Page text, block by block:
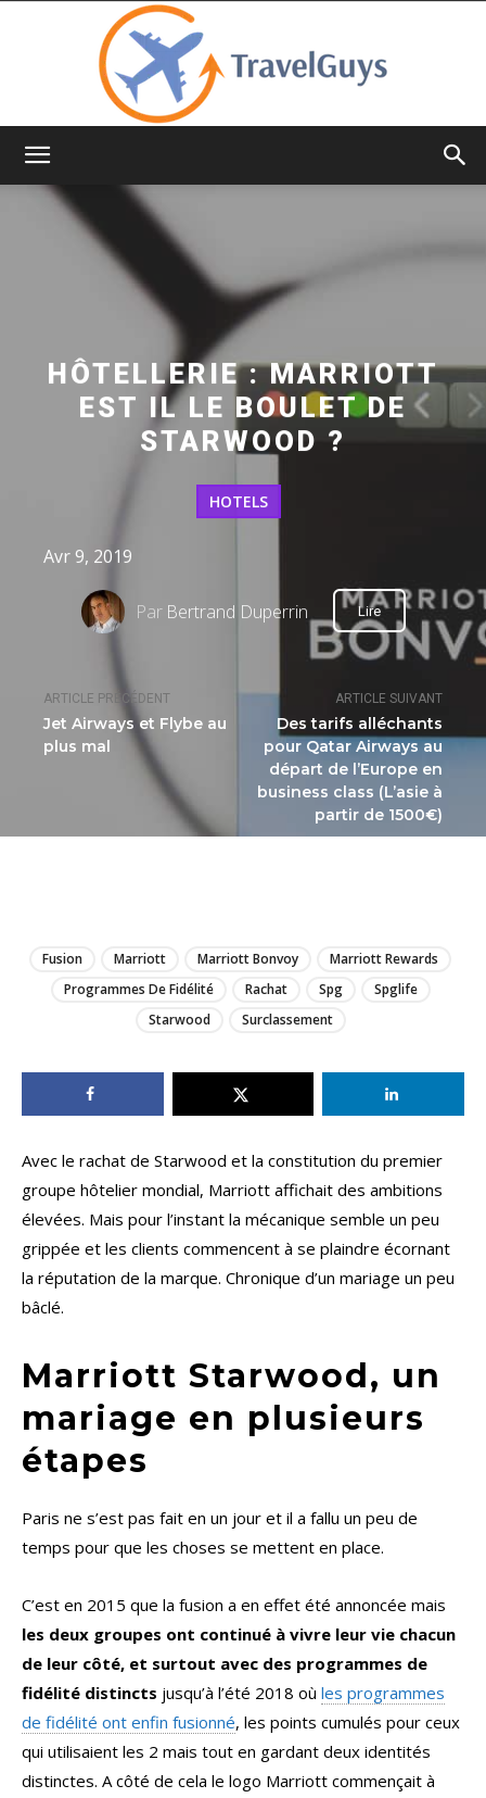
ARTICLE PRÉCÉDENT
Jet Airways et Flybe au
plus mal
ARTICLE SUIVANT
Des tarifs alléchants
pour Qatar Airways au
départ de l’Europe en
business class (L’asie à
partir de 1500€)
HÔTELLERIE : MARRIOTT
EST IL LE BOULET DE
STARWOOD ?
HOTELS
Avr 9, 2019
Par Bertrand Duperrin Lire
Fusion Marriott Marriott Bonvoy
Marriott Rewards
Programmes De Fidélité
Rachat Spg
Spglife
Starwood
Surclassement
Avec le rachat de Starwood et la constitution du premier
groupe hôtelier mondial, Marriott affichait des ambitions
élevées. Mais pour l’instant la mécanique semble un peu
grippée et les clients commencent à se plaindre écornant
la réputation de la marque. Chronique d’un mariage un peu
bâclé.
Marriott Starwood, un
mariage en plusieurs
étapes
Paris ne s’est pas fait en un jour et il a fallu un peu de
temps pour que les choses se mettent en place.
C’est en 2015 que la fusion a en effet été annoncée mais
les deux groupes ont continué à vivre leur vie chacun
de leur côté, et surtout avec des programmes de
fidélité distincts jusqu’à l’été 2018 où les programmes
de fidélité ont enfin fusionné, les points cumulés pour ceux
qui utilisaient les 2 mais tout en gardant deux identités
distinctes. A côté de cela le logo Marriott commençait à